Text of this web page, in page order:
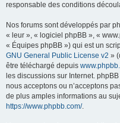
responsable des conditions
Nos forums sont développés par
« leur », « logiciel phpBB », «
« Équipes phpBB ») qui est un
GNU General Public License v2 »
être téléchargé depuis
les discussions sur Internet.
nous acceptons ou n’acceptons
de plus amples informations au
https://www.phpbb.com/.